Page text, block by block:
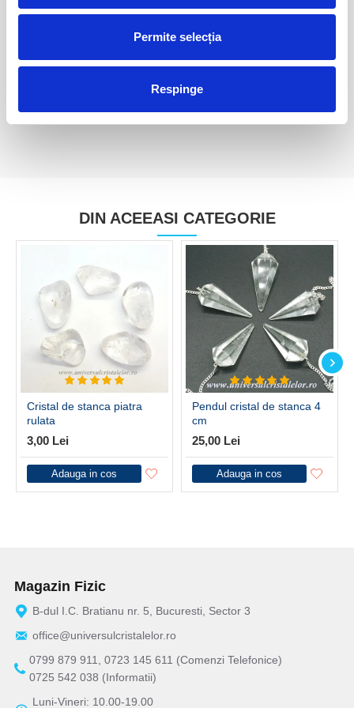
Permite selecția
Respinge
DIN ACEEASI CATEGORIE
Cristal de stanca piatra
rulata
3,00 Lei
Adauga in cos
Pendul cristal de stanca 4
cm
25,00 Lei
Adauga in cos
Magazin Fizic
B-dul I.C. Bratianu nr. 5, Bucuresti, Sector 3
office@universulcristalelor.ro
0799 879 911, 0723 145 611 (Comenzi Telefonice)
0725 542 038 (Informatii)
Luni-Vineri: 10.00-19.00